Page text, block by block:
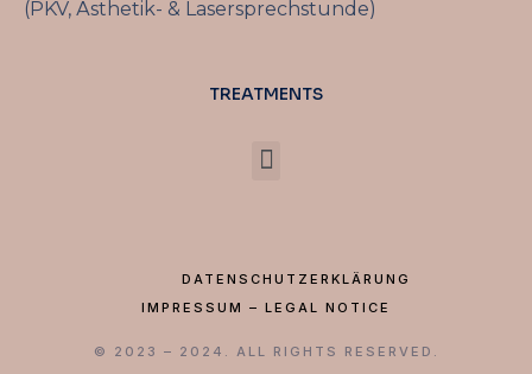
(PKV, Ästhetik- & Lasersprechstunde)
TREATMENTS
© 2023 – 2024. ALL RIGHTS RESERVED.
DATENSCHUTZERKLÄRUNG
IMPRESSUM – LEGAL NOTICE